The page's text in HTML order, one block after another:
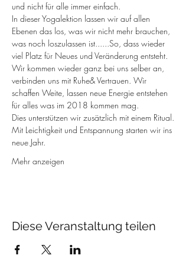
und nicht für alle immer einfach.
In dieser Yogalektion lassen wir auf allen
Ebenen das los, was wir nicht mehr brauchen,
was noch loszulassen ist......So, dass wieder
viel Platz für Neues und Veränderung entsteht.
Wir kommen wieder ganz bei uns selber an,
verbinden uns mit Ruhe& Vertrauen. Wir
schaffen Weite, lassen neue Energie entstehen
für alles was im 2018 kommen mag.
Dies unterstützen wir zusätzlich mit einem Ritual.
Mit Leichtigkeit und Entspannung starten wir ins
neue Jahr.
Mehr anzeigen
Diese Veranstaltung teilen